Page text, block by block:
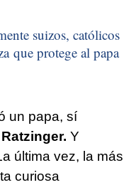
suizos, católicos
que protege al papa
un papa, sí
Y
última vez, la más
curiosa